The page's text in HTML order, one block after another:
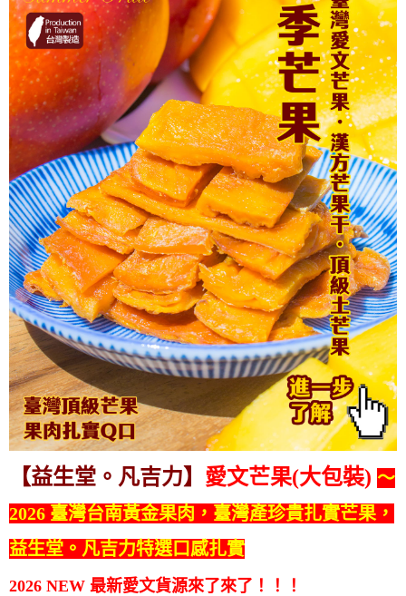
【益生堂。凡吉力】 愛文芒果(大包裝) ～
2026 臺灣台南黃金果肉，臺灣產珍貴扎實芒果，
益生堂。凡吉力特選口感扎實
2026 NEW 最新愛文貨源來了來了！！！